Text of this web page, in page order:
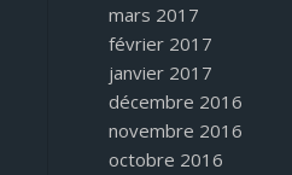
mars 2017
février 2017
janvier 2017
décembre 2016
novembre 2016
octobre 2016